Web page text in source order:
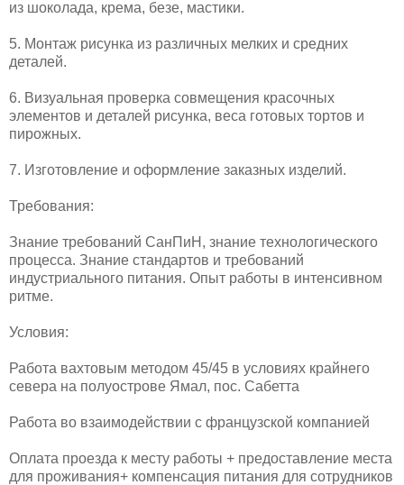
из шоколада, крема, безе, мастики.
5. Монтаж рисунка из различных мелких и средних
деталей.
6. Визуальная проверка совмещения красочных
элементов и деталей рисунка, веса готовых тортов и
пирожных.
7. Изготовление и оформление заказных изделий.
Требования:
Знание требований СанПиН, знание технологического
процесса. Знание стандартов и требований
индустриального питания. Опыт работы в интенсивном
ритме.
Условия:
Работа вахтовым методом 45/45 в условиях крайнего
севера на полуострове Ямал, пос. Сабетта
Работа во взаимодействии с французской компанией
Оплата проезда к месту работы + предоставление места
для проживания+ компенсация питания для сотрудников